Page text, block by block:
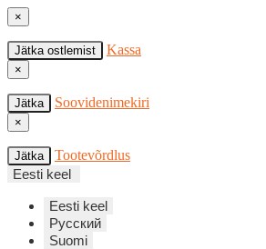
×
Jätka ostlemist Kassa
×
Jätka Soovidenimekiri
×
Jätka
Tootevõrdlus
Eesti keel
Eesti keel
Русский
Suomi